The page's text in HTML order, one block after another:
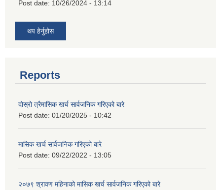
Post date: 10/26/2024 - 13:14
थप हेर्नुहोस
Reports
दोस्रो त्रैमासिक खर्च सार्वजनिक गरिएको बारे
Post date: 01/20/2025 - 10:42
मासिक खर्च सार्वजनिक गरिएको बारे
Post date: 09/22/2022 - 13:05
२०७९ श्रावण महिनाको मासिक खर्च सार्वजनिक गरिएको बारे